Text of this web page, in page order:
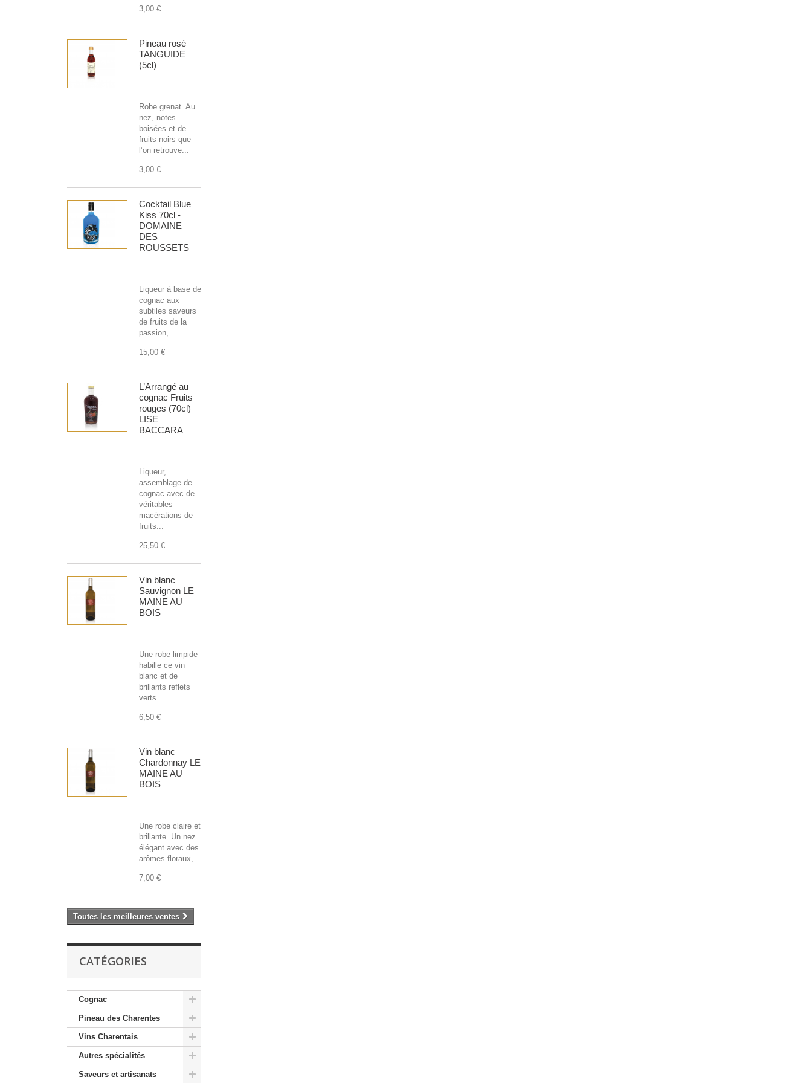
3,00 €
Pineau rosé
TANGUIDE
(5cl)
Robe grenat. Au
nez, notes
boisées et de
fruits noirs que
l’on retrouve...
3,00 €
Cocktail Blue
Kiss 70cl -
DOMAINE
DES
ROUSSETS
Liqueur à base de
cognac aux
subtiles saveurs
de fruits de la
passion,...
15,00 €
L’Arrangé au
cognac Fruits
rouges (70cl)
LISE
BACCARA
Liqueur,
assemblage de
cognac avec de
véritables
macérations de
fruits...
25,50 €
Vin blanc
Sauvignon LE
MAINE AU
BOIS
Une robe limpide
habille ce vin
blanc et de
brillants reflets
verts...
6,50 €
Vin blanc
Chardonnay LE
MAINE AU
BOIS
Une robe claire et
brillante. Un nez
élégant avec des
arômes floraux,...
7,00 €
Toutes les meilleures ventes
CATÉGORIES
Cognac
Pineau des Charentes
Vins Charentais
Autres spécialités
Saveurs et artisanats